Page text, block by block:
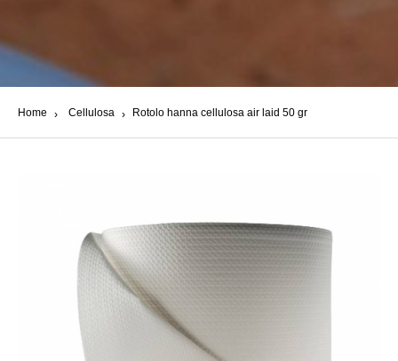
Home Cellulosa Rotolo hanna cellulosa air laid 50 gr